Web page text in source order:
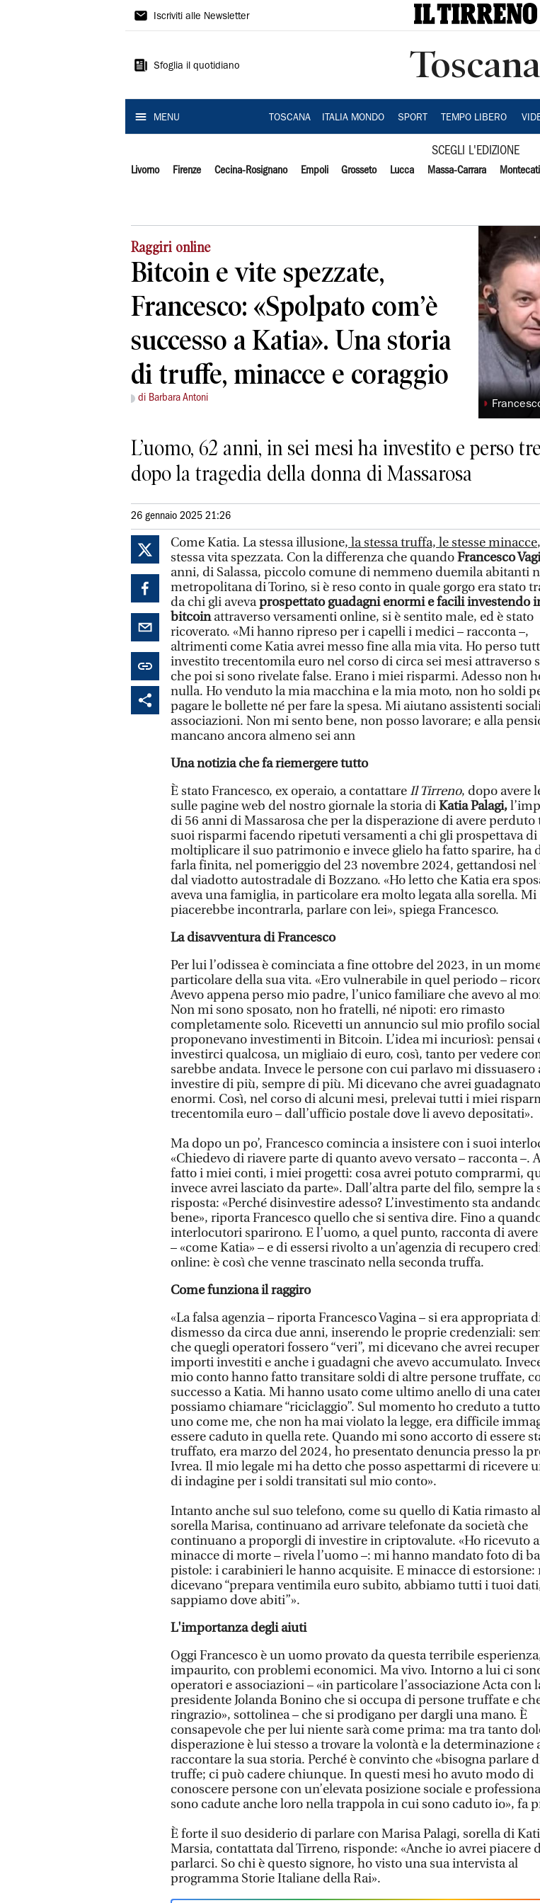
Il
Iscriviti alle Newsletter
Sfoglia il quotidiano Toscana
MENU TOSCANA ITALIA MONDO SPORT TEMPO LIBERO
SCEGLI L'EDIZIONE
Livorno Firenze Cecina-Rosignano Empoli Grosseto Lucca Massa-Carrara
Raggiri online
Bitcoin e vite spezzate,
Francesco: «Spolpato com’è
successo a Katia». Una storia
di truffe, minacce e coraggio
di Barbara Antoni
◗
L’uomo, 62 anni, in sei mesi ha investito e perso
dopo la tragedia della donna di Massarosa
26 gennaio 2025 21:26
Come Katia. La stessa illusione, la stessa truffa, le stesse minacce
stessa vita spezzata. Con la differenza che quandoFrancesco
anni, di Salassa, piccolo comune di nemmeno duemila abitanti
metropolitana di Torino, si è reso conto in quale gorgo era stato
da chi gli avevaprospettato guadagni enormi e facili investendo
bitcoinattraverso versamenti online, si è sentito male, ed è stato
ricoverato. «Mi hanno ripreso per i capelli i medici – racconta –,
altrimenti come Katia avrei messo fine alla mia vita. Ho perso
investito trecentomila euro nel corso di circa sei mesi attraverso
che poi si sono rivelate false. Erano i miei risparmi. Adesso non
nulla. Ho venduto la mia macchina e la mia moto, non ho soldi
pagare le bollette né per fare la spesa. Mi aiutano assistenti
associazioni. Non mi sento bene, non posso lavorare; e alla
mancano ancora almeno sei ann
Una notizia che fa riemergere tutto
È stato Francesco, ex operaio, a contattareIl Tirreno, dopo avere
sulle pagine web del nostro giornale la storia diKatia Palagi,
di 56 anni di Massarosa che per la disperazione di avere
suoi risparmi facendo ripetuti versamenti a chi gli prospettava di
moltiplicare il suo patrimonio e invece glielo ha fatto sparire, ha
farla finita, nel pomeriggio del 23 novembre 2024, gettandosi nel
dal viadotto autostradale di Bozzano. «Ho letto che Katia era
aveva una famiglia, in particolare era molto legata alla sorella. Mi
piacerebbe incontrarla, parlare con lei», spiega Francesco.
La disavventura di Francesco
Per lui l’odissea è cominciata a fine ottobre del 2023, in un
particolare della sua vita. «Ero vulnerabile in quel periodo –
Avevo appena perso mio padre, l’unico familiare che avevo al
Non mi sono sposato, non ho fratelli, né nipoti: ero rimasto
completamente solo. Ricevetti un annuncio sul mio profilo
proponevano investimenti in Bitcoin. L’idea mi incuriosì: pensai
investirci qualcosa, un migliaio di euro, così, tanto per vedere
sarebbe andata. Invece le persone con cui parlavo mi dissuasero
investire di più, sempre di più. Mi dicevano che avrei
enormi. Così, nel corso di alcuni mesi, prelevai tutti i miei
trecentomila euro – dall’ufficio postale dove li avevo depositati».
Ma dopo un po’, Francesco comincia a insistere con i suoi
«Chiedevo di riavere parte di quanto avevo versato – racconta –.
fatto i miei conti, i miei progetti: cosa avrei potuto comprarmi,
invece avrei lasciato da parte». Dall’altra parte del filo, sempre la
risposta: «Perché disinvestire adesso? L’investimento sta
bene», riporta Francesco quello che si sentiva dire. Fino a
interlocutori sparirono. E l’uomo, a quel punto, racconta di
– «come Katia» – e di essersi rivolto a un’agenzia di recupero
online: è così che venne trascinato nella seconda truffa.
Come funziona il raggiro
«La falsa agenzia – riporta Francesco Vagina – si era appropriata
dismesso da circa due anni, inserendo le proprie credenziali:
che quegli operatori fossero “veri”, mi dicevano che avrei
importi investiti e anche i guadagni che avevo accumulato.
mio conto hanno fatto transitare soldi di altre persone truffate,
successo a Katia. Mi hanno usato come ultimo anello di una
possiamo chiamare “riciclaggio”. Sul momento ho creduto a
uno come me, che non ha mai violato la legge, era difficile
essere caduto in quella rete. Quando mi sono accorto di essere
truffato, era marzo del 2024, ho presentato denuncia presso la
Ivrea. Il mio legale mi ha detto che posso aspettarmi di ricevere
di indagine per i soldi transitati sul mio conto».
Intanto anche sul suo telefono, come su quello di Katia rimasto
sorella Marisa, continuano ad arrivare telefonate da società che
continuano a proporgli di investire in criptovalute. «Ho ricevuto
minacce di morte – rivela l’uomo –: mi hanno mandato foto di
pistole: i carabinieri le hanno acquisite. E minacce di estorsione:
dicevano “prepara ventimila euro subito, abbiamo tutti i tuoi
sappiamo dove abiti”».
L'importanza degli aiuti
Oggi Francesco è un uomo provato da questa terribile
impaurito, con problemi economici. Ma vivo. Intorno a lui ci
operatori e associazioni – «in particolare l’associazione Acta con
presidente Jolanda Bonino che si occupa di persone truffate e
ringrazio», sottolinea – che si prodigano per dargli una mano. È
consapevole che per lui niente sarà come prima: ma tra tanto
disperazione è lui stesso a trovare la volontà e la determinazione
raccontare la sua storia. Perché è convinto che «bisogna parlare
truffe; ci può cadere chiunque. In questi mesi ho avuto modo di
conoscere persone con un’elevata posizione sociale e
sono cadute anche loro nella trappola in cui sono caduto io», fa
È forte il suo desiderio di parlare con Marisa Palagi, sorella di
Marsia, contattata dal Tirreno, risponde: «Anche io avrei piacere
parlarci. So chi è questo signore, ho visto una sua intervista al
programma Storie Italiane della Rai».